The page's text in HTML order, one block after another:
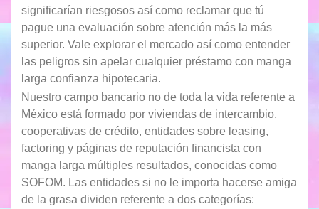
significarían riesgosos así­ como reclamar que tú
pague una evaluación sobre atención más la más
superior. Vale explorar el mercado así­ como entender
las peligros sin apelar cualquier préstamo con manga
larga confianza hipotecaria.
Nuestro campo bancario no de toda la vida referente a
México está formado por viviendas de intercambio,
cooperativas de crédito, entidades sobre leasing,
factoring y páginas de reputación financista con
manga larga múltiples resultados, conocidas como
SOFOM. Las entidades si no le importa hacerse amiga
de la grasa dividen referente a dos categorías: